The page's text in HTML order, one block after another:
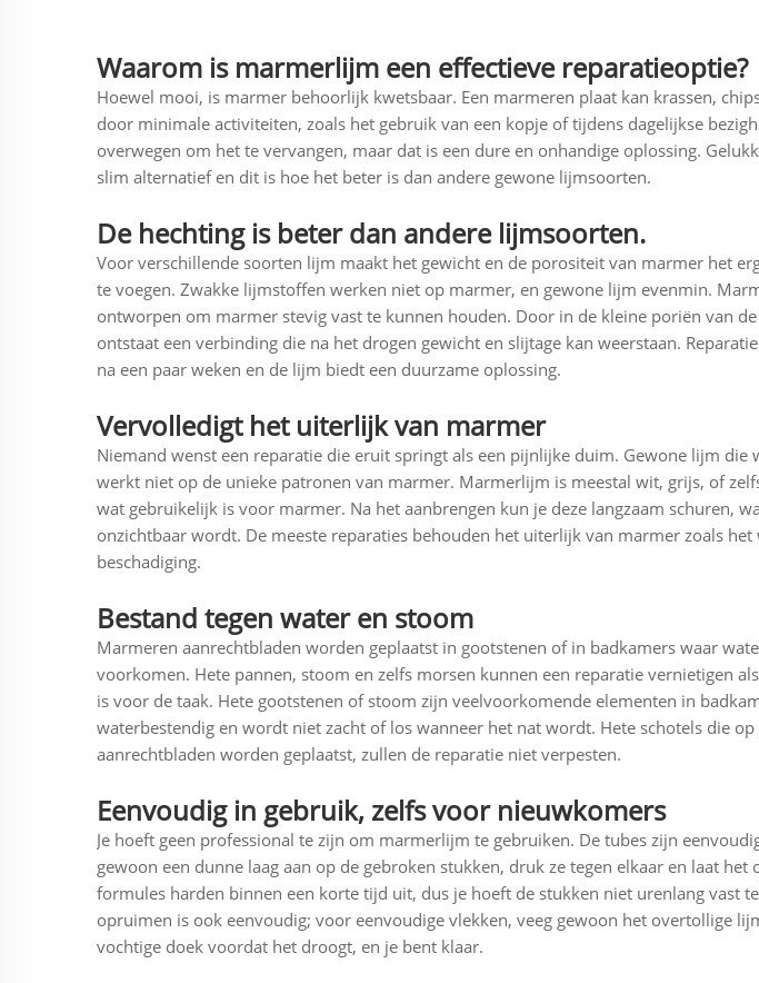
Waarom is marmerlijm een effectieve reparatieoptie?
Hoewel mooi, is marmer behoorlijk kwetsbaar. Een marmeren plaat kan krassen,
door minimale activiteiten, zoals het gebruik van een kopje of tijdens dagelijkse
overwegen om het te vervangen, maar dat is een dure en onhandige oplossing.
slim alternatief en dit is hoe het beter is dan andere gewone lijmsoorten.
De hechting is beter dan andere lijmsoorten.
Voor verschillende soorten lijm maakt het gewicht en de porositeit van marmer het
te voegen. Zwakke lijmstoffen werken niet op marmer, en gewone lijm evenmin.
ontworpen om marmer stevig vast te kunnen houden. Door in de kleine poriën van
ontstaat een verbinding die na het drogen gewicht en slijtage kan weerstaan.
na een paar weken en de lijm biedt een duurzame oplossing.
Vervolledigt het uiterlijk van marmer
Niemand wenst een reparatie die eruit springt als een pijnlijke duim. Gewone lijm die
werkt niet op de unieke patronen van marmer. Marmerlijm is meestal wit, grijs, of
wat gebruikelijk is voor marmer. Na het aanbrengen kun je deze langzaam schuren,
onzichtbaar wordt. De meeste reparaties behouden het uiterlijk van marmer zoals het
beschadiging.
Bestand tegen water en stoom
Marmeren aanrechtbladen worden geplaatst in gootstenen of in badkamers waar
voorkomen. Hete pannen, stoom en zelfs morsen kunnen een reparatie vernietigen
is voor de taak. Hete gootstenen of stoom zijn veelvoorkomende elementen in
waterbestendig en wordt niet zacht of los wanneer het nat wordt. Hete schotels die op
aanrechtbladen worden geplaatst, zullen de reparatie niet verpesten.
Eenvoudig in gebruik, zelfs voor nieuwkomers
Je hoeft geen professional te zijn om marmerlijm te gebruiken. De tubes zijn
gewoon een dunne laag aan op de gebroken stukken, druk ze tegen elkaar en laat het
formules harden binnen een korte tijd uit, dus je hoeft de stukken niet urenlang vast
opruimen is ook eenvoudig; voor eenvoudige vlekken, veeg gewoon het overtollige
vochtige doek voordat het droogt, en je bent klaar.